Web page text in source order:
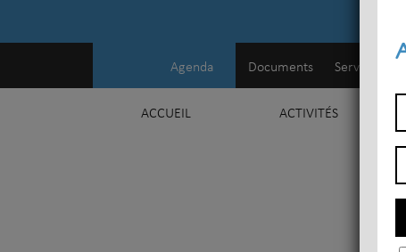
Agenda Documents Service
ACCUEIL ACTIVITÉS